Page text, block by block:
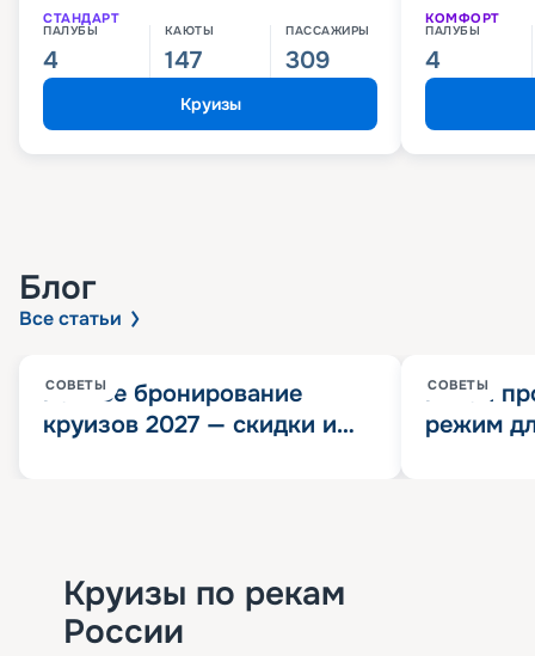
СТАНДАРТ
ПАЛУБЫ
4
КАЮТЫ
147
ПАССАЖИРЫ
309
Круизы
КОМФОРТ
ПАЛУБЫ
4
Блог
Все статьи
СОВЕТЫ
Раннее бронирование
круизов 2027 — скидки и
СОВЕТЫ
Китай
режим
Круизы по рекам
России